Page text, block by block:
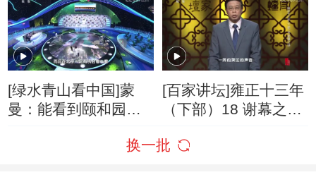
园风波
[绿水青山看中国]蒙
曼：能看到颐和园内
[百家讲坛]雍正十三年
（下部）18 谢幕之谜
事情发生
换一批